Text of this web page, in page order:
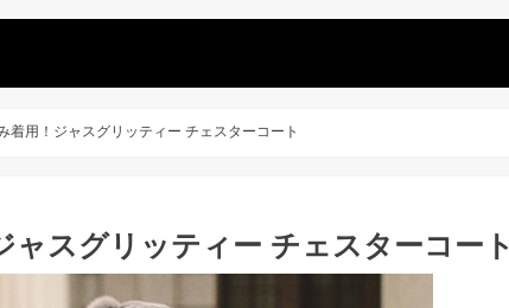
着用！ジャスグリッティー チェスターコート
ャスグリッティー チェスターコート